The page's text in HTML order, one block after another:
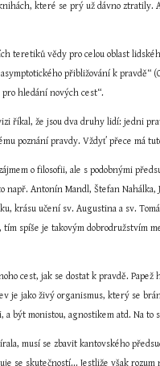
které se prý už dávno
teretiků vědy pro celou oblast
přibližování k pravdě“
hledání nových cest“.
říkal, že jsou dva druhy lidí: jedni
poznání pravdy. Vždyť přece má
o filosofii, ale s podobnými
Antonín Mandl, Štefan
krásu učení sv. Augustina a sv.
spíše je takovým dobrodružstvím
cest, jak se dostat k pravdě.
je jako živý organismus, který se
monistou, agnostikem atd. Na to
musí se zbavit kantovského
se skutečností... Jestliže však